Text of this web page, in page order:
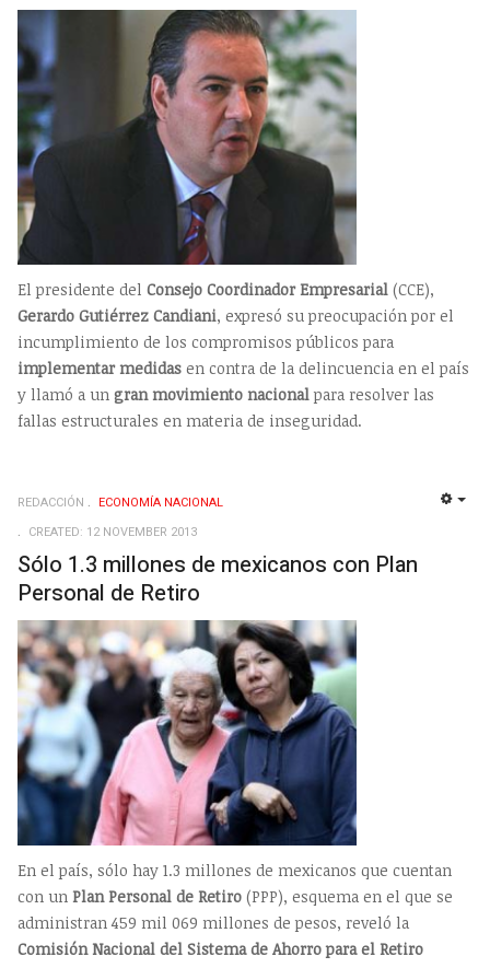
El presidente del Consejo Coordinador Empresarial (CCE),
Gerardo Gutiérrez Candiani, expresó su preocupación por el
incumplimiento de los compromisos públicos para
implementar medidas en contra de la delincuencia en el país
y llamó a un gran movimiento nacional para resolver las
fallas estructurales en materia de inseguridad.
REDACCIÓN
ECONOMÍ­A NACIONAL
CREATED: 12 NOVEMBER 2013
Sólo 1.3 millones de mexicanos con Plan
Personal de Retiro
En el país, sólo hay 1.3 millones de mexicanos que cuentan
con un Plan Personal de Retiro (PPP), esquema en el que se
administran 459 mil 069 millones de pesos, reveló la
Comisión Nacional del Sistema de Ahorro para el Retiro